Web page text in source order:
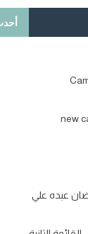
new
عبده علي